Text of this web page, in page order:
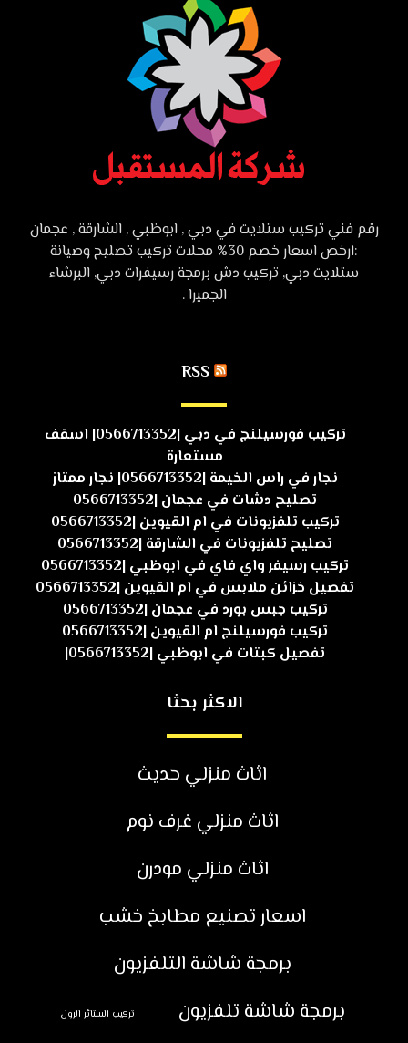
رقم فني تركيب ستلايت في دبي , ابوظبي , الشارقة , عجمان
:ارخص اسعار خصم 30% محلات تركيب تصليح وصيانة
ستلايت دبي, تركيب دش برمجة رسيفرات دبي, البرشاء
الجميرا .
RSS
تركيب فورسيلنج في دبي |0566713352| اسقف
مستعارة
نجار في راس الخيمة |0566713352| نجار ممتاز
تصليح دشات في عجمان |0566713352
تركيب تلفزيونات في ام القيوين |0566713352
تصليح تلفزيونات في الشارقة |0566713352
تركيب رسيفر واي فاي في ابوظبي |0566713352
تفصيل خزائن ملابس في ام القيوين |0566713352
تركيب جبس بورد في عجمان |0566713352
تركيب فورسيلنج ام القيوين |0566713352
تفصيل كبتات في ابوظبي |0566713352|
الاكثر بحثا
اثاث منزلي حديث
اثاث منزلي غرف نوم
اثاث منزلي مودرن
اسعار تصنيع مطابخ خشب
برمجة شاشة التلفزيون
برمجة شاشة تلفزيون
تركيب الستائر الرول